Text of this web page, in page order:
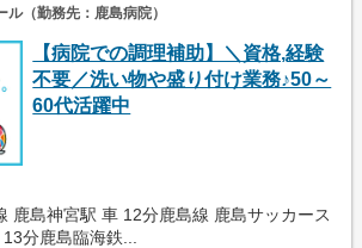
（勤務先：鹿島病院）
【病院での調理補助】＼資格,経験
不要／洗い物や盛り付け業務♪50～
60代活躍中
鹿島神宮駅 車 12分鹿島線 鹿島サッカース
分鹿島臨海鉄...